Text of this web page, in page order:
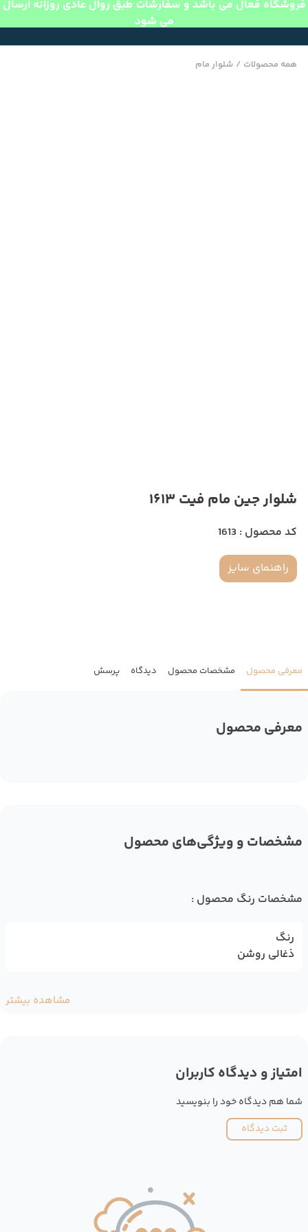
فروشگاه فعال می باشد و سفارشات طبق روال عادی روزانه ارسال
می شود
همه محصولات / شلوار مام
شلوار جین مام فیت 1613
کد محصول : 1613
راهنمای سایز
معرفی محصول مشخصات محصول دیدگاه پرسش
معرفی محصول
مشخصات و ویژگی‌های محصول
مشخصات رنگ محصول :
رنگ
ذغالی روشن
مشاهده بیشتر
امتیاز و دیدگاه کاربران
شما هم دیدگاه خود را بنویسید
ثبت دیدگاه